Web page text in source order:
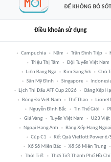
ĐỂ KHÔNG BỎ
Điều khoản sử dụng
Campuchia Năm Trần Đình Tiệp
Triệu Thị Tâm
Đội Tuyển Việt Nam
Liên Bang Nga
Kim Sang Sik Chủ
Sân Mỹ Đình
Singapore
Lịch Thi Đấu AFF Cup 2026
Bảng Xếp
Bóng Đá Việt Nam
Thể Thao Lionel
Nguyễn Đình Bắc
Tin Thế Giới
Giá Vàng
Tuyển Việt Nam U23 Việt
Ngoại Hạng Anh
Bảng Xếp Hạng
Cúp C1
Kết Quả Vietlott Power 6/
Xổ Số Miền Bắc
Xổ Số Miền Trung
Thời Tiết
Thời Tiết Thành Phố Hồ